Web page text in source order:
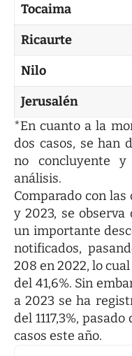
Tocaima
Ricaurte
Nilo
Jerusalén
*En cuanto a la
dos casos, se han
no concluyente
análisis.
Comparado con las
y 2023, se
un importante
notificados,
208 en 2022, lo
del 41,6%. Sin
a 2023 se ha
del 1117,3%,
casos este año.